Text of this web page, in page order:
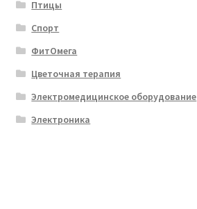
Птицы
Спорт
ФитОмега
Цветочная терапия
Электромедицинское оборудование
Электроника